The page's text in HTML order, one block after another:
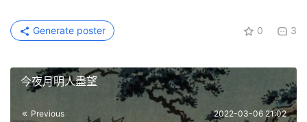
0 3
Generate poster
今夜月明人盡望
Previous 2022-03-06 21:02